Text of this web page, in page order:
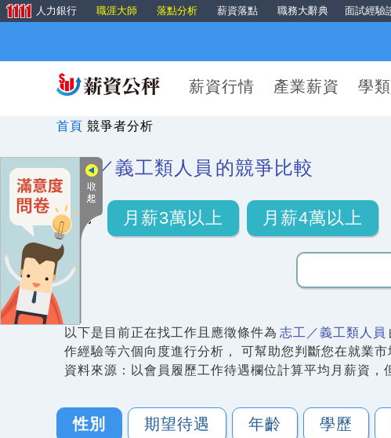
人力銀行 職涯大師 落點分析 薪資落點 職務大辭典 面試經驗
薪資行情 產業薪資 學
首頁 競爭者分析
志工／義工類人員 的競爭比較
月薪3萬以上 月薪4萬以上
以下是目前正在找工作且應徵條件為 志工／義工類人員
作經驗等六個向度進行分析， 可幫助您判斷您在就業市
資料來源：以會員履歷工作待遇欄位計算平均月薪資，
性別 期望待遇 年齡 學歷